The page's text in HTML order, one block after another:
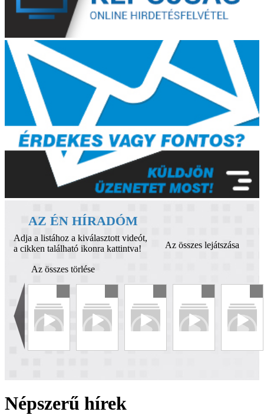
AZ ÉN HÍRADÓM
Adja a listához a kiválasztott videót,
a cikken található ikonra kattintva!
Az összes lejátszása
Az összes törlése
Népszerű hírek